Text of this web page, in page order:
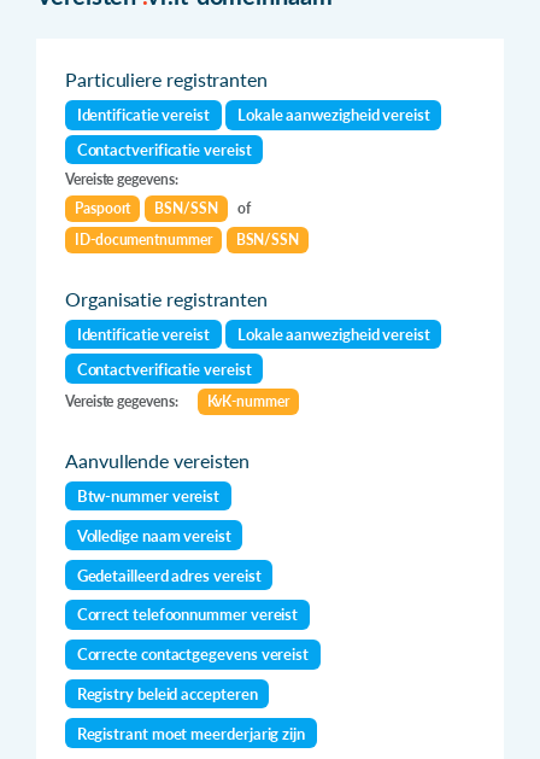
Particuliere registranten
Identificatie vereist
Lokale aanwezigheid vereist
Contactverificatie vereist
Vereiste gegevens:
Paspoort
BSN/SSN
of
ID-documentnummer
BSN/SSN
Organisatie registranten
Identificatie vereist
Lokale aanwezigheid vereist
Contactverificatie vereist
Vereiste gegevens: KvK-nummer
Aanvullende vereisten
Btw-nummer vereist
Volledige naam vereist
Gedetailleerd adres vereist
Correct telefoonnummer vereist
Correcte contactgegevens vereist
Registry beleid accepteren
Registrant moet meerderjarig zijn